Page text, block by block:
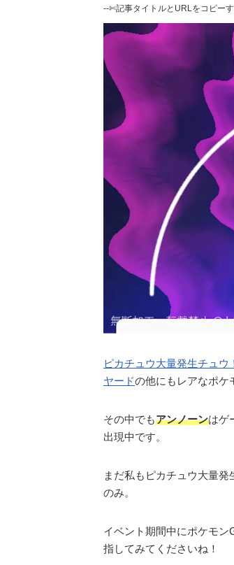
--✄記事タイトルとURLをコピー
ピカチュウ大量発生チュウ
ヤードの他にもレアなポケ
その中でもアンノーンはゲ
出現中です。
まだ私もピカチュウ大量発
のみ。
イベント期間中にポケモ
指してみてくださいね！